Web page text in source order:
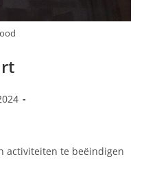
activiteiten te beëindigen